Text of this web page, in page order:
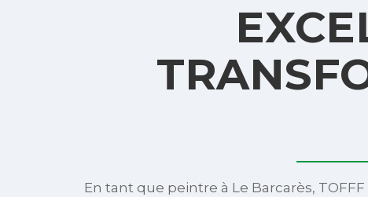
En tant que peintre à Le Barcarès,